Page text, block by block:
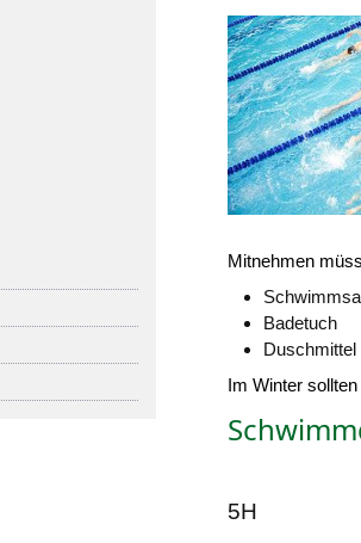
Mitnehmen
Badetuch
Duschmittel
Im Winter
5H